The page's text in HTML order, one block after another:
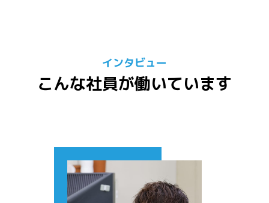
インタビュー
こんな社員が働いています